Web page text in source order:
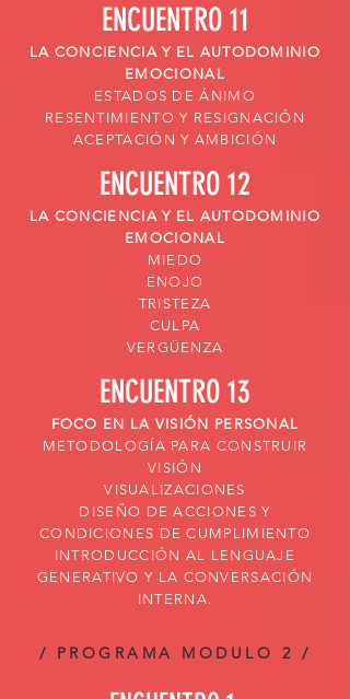
ENCUENTRO 11
LA CONCIENCIA Y EL AUTODOMINIO
EMOCIONAL
ESTADOS DE ÁNIMO
RESENTIMIENTO Y RESIGNACIÓN
ACEPTACIÓN Y AMBICIÓN
ENCUENTRO 12
LA CONCIENCIA Y EL AUTODOMINIO
EMOCIONAL
MIEDO
ENOJO
TRISTEZA
CULPA
VERGÜENZA
ENCUENTRO 13
FOCO EN LA VISIÓN PERSONAL
METODOLOGÍA PARA CONSTRUIR
VISIÓN
VISUALIZACIONES
DISEÑO DE ACCIONES Y
CONDICIONES DE CUMPLIMIENTO
INTRODUCCIÓN AL LENGUAJE
GENERATIVO Y LA CONVERSACIÓN
INTERNA.
/ PROGRAMA MODULO 2 /